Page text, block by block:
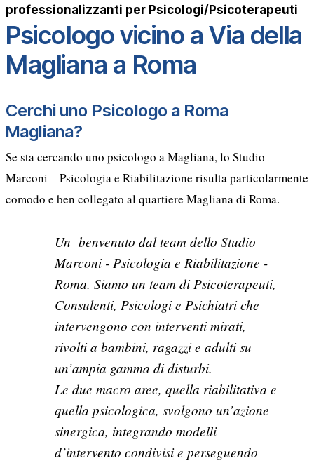
professionalizzanti per Psicologi/Psicoterapeuti
Psicologo vicino a Via della
Magliana a Roma
Cerchi uno Psicologo a Roma
Magliana?
Se sta cercando uno psicologo a Magliana, lo Studio
Marconi – Psicologia e Riabilitazione risulta particolarmente
comodo e ben collegato al quartiere Magliana di Roma.
Un benvenuto dal team dello Studio
Marconi - Psicologia e Riabilitazione -
Roma. Siamo un team di Psicoterapeuti,
Consulenti, Psicologi e Psichiatri che
intervengono con interventi mirati,
rivolti a bambini, ragazzi e adulti su
un’ampia gamma di disturbi.
Le due macro aree, quella riabilitativa e
quella psicologica, svolgono un’azione
sinergica, integrando modelli
d’intervento condivisi e perseguendo